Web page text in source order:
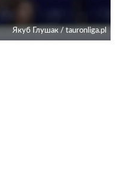
Якуб Глушак / tauronliga.pl